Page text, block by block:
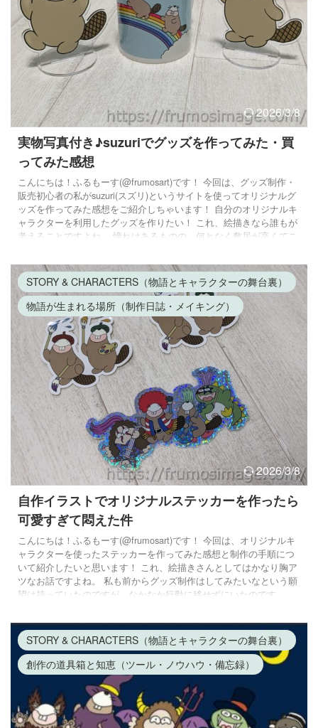
2026/3/8
実物写真付き♪suzuriでグッズを作ってみた・買
ってみた感想
こんにちは！ふるもーす(@frumosart)です！ 今回は、グッズ制作・
販売初心者の私がsuzuri(スズリ)というサイトを使ってオリジナルグ
ッズを作ってみた感想をご紹介しちゃいます！ 自分のオリジナルキ
ャラクターを利用したグッズを作りたい！ これ、絵描きなら誰もが
考えることですよね。 憧れはあるものの、何となく敷居が高くてこ
グッズ制作・販売が出来るSUZURIi(スズリ)というサイトがあるのを
ふと思い出しました。 どうやら、作って販売するだ ...
STORY & CHARACTERS（物語とキャラクターの舞台裏）
物語が生まれる場所（制作日誌・メイキング）
2026/3/8
自作イラストでオリジナルステッカーを作ったら
可愛すぎて悶えた件
こんにちは！ふるもーす(@frumosart)です！ 今回は、オリジナルキ
ャラクターを使ったステッカーを作ってみた感想と制作の手順につ
いて紹介したいと思います！ これ、絵描きさんとしてはかなり胸ア
ツなお話ですよね。 私も前からグッズ制作はしてみたいなという願
望は持っていたのですが、なかなか行動に移せずにいたのです
これがまた想像以上にクオリティが高いものが完成してびっくり！
しかも、意外にも簡単に作れちゃうんです！ この記事では実際に自
分がオリジ ...
STORY & CHARACTERS（物語とキャラクターの舞台裏）
創作の道具箱と知恵（ツール・ノウハウ・備忘録）